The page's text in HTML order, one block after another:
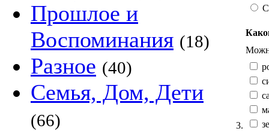
Прошлое и
Воспоминания (18)
Разное (40)
Семья, Дом, Дети
(66) 3.